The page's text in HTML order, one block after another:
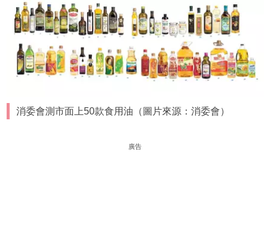
消委會測市面上50款食用油（圖片來源：消委會）
廣告